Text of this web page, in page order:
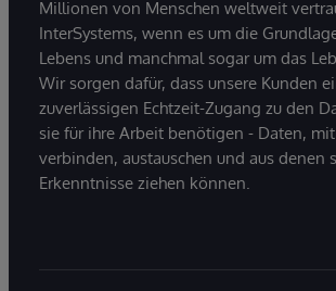
Millionen von Menschen weltweit
InterSystems, wenn es um die
Lebens und manchmal sogar um das
Wir sorgen dafür, dass unsere Kunden
zuverlässigen Echtzeit-Zugang zu den
sie für ihre Arbeit benötigen - Daten,
verbinden, austauschen und aus denen
Erkenntnisse ziehen können.